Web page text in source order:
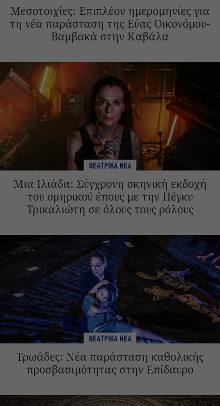
Μεσοτοιχίες: Επιπλέον ημερομηνίες για
τη νέα παράσταση της Εύας Οικονόμου-
Βαμβακά στην Καβάλα
ΘΕΑΤΡΙΚΑ ΝΕΑ
Μια Ιλιάδα: Σύγχρονη σκηνική εκδοχή
του ομηρικού έπους με την Πέγκυ
Τρικαλιώτη σε όλους τους ρόλους
ΘΕΑΤΡΙΚΑ ΝΕΑ
Τρωάδες: Νέα παράσταση καθολικής
προσβασιμότητας στην Επίδαυρο